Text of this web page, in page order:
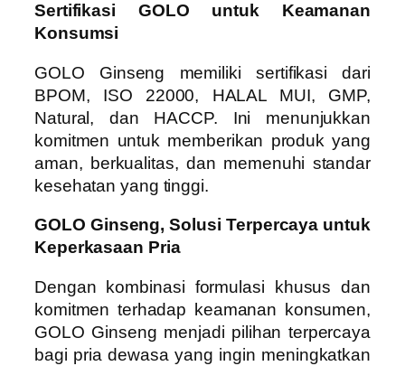
Sertifikasi GOLO untuk Keamanan
Konsumsi
GOLO Ginseng memiliki sertifikasi dari
BPOM, ISO 22000, HALAL MUI, GMP,
Natural, dan HACCP. Ini menunjukkan
komitmen untuk memberikan produk yang
aman, berkualitas, dan memenuhi standar
kesehatan yang tinggi.
GOLO Ginseng, Solusi Terpercaya untuk
Keperkasaan Pria
Dengan kombinasi formulasi khusus dan
komitmen terhadap keamanan konsumen,
GOLO Ginseng menjadi pilihan terpercaya
bagi pria dewasa yang ingin meningkatkan